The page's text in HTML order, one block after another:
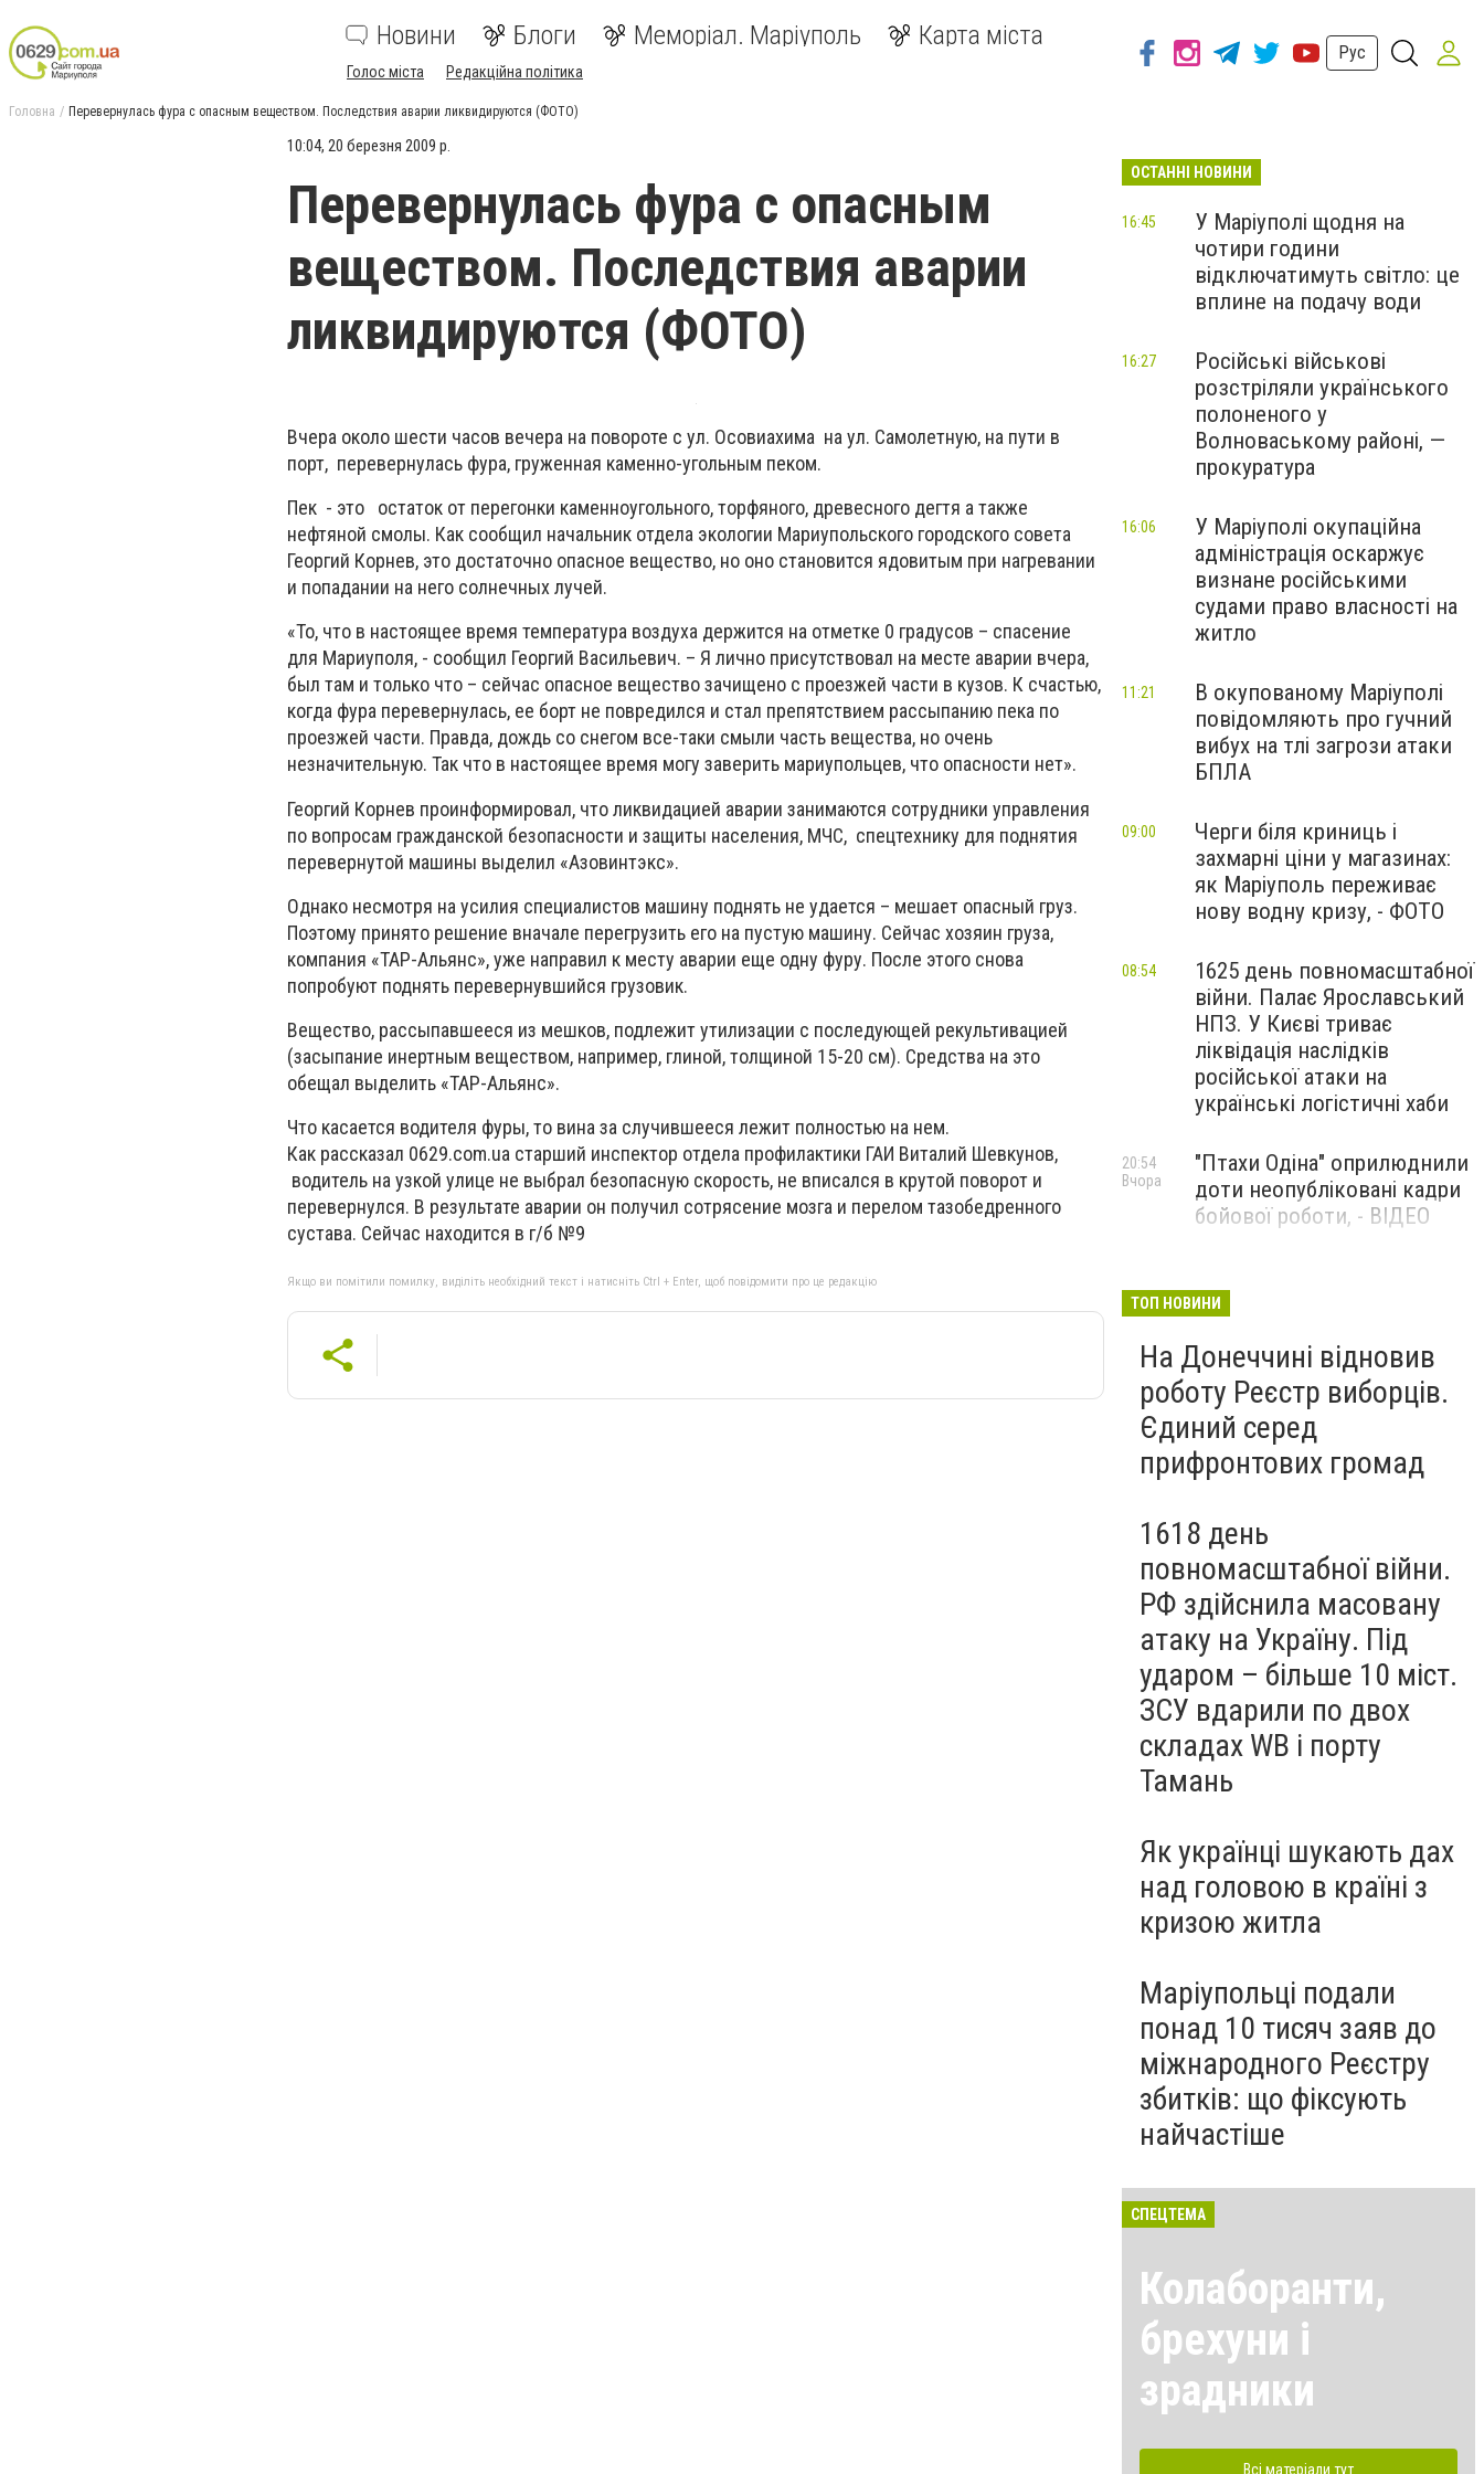
Новини Блоги Меморіал. Маріуполь Карта міста
Голос міста Редакційна політика
Рус
Головна Перевернулась фура с опасным веществом. Последствия аварии ликвидируются (ФОТО)
10:04, 20 березня 2009 р.
Перевернулась фура с опасным
веществом. Последствия аварии
ликвидируются (ФОТО)
Вчера около шести часов вечера на повороте с ул. Осовиахима на ул. Самолетную, на пути в
порт, перевернулась фура, груженная каменно-угольным пеком.
Пек - это остаток от перегонки каменноугольного, торфяного, древесного дегтя а также
нефтяной смолы. Как сообщил начальник отдела экологии Мариупольского городского совета
Георгий Корнев, это достаточно опасное вещество, но оно становится ядовитым при нагревании
и попадании на него солнечных лучей.
«То, что в настоящее время температура воздуха держится на отметке 0 градусов – спасение
для Мариуполя, - сообщил Георгий Васильевич. – Я лично присутствовал на месте аварии вчера,
был там и только что – сейчас опасное вещество зачищено с проезжей части в кузов. К счастью,
когда фура перевернулась, ее борт не повредился и стал препятствием рассыпанию пека по
проезжей части. Правда, дождь со снегом все-таки смыли часть вещества, но очень
незначительную. Так что в настоящее время могу заверить мариупольцев, что опасности нет».
Георгий Корнев проинформировал, что ликвидацией аварии занимаются сотрудники управления
по вопросам гражданской безопасности и защиты населения, МЧС, спецтехнику для поднятия
перевернутой машины выделил «Азовинтэкс».
Однако несмотря на усилия специалистов машину поднять не удается – мешает опасный груз.
Поэтому принято решение вначале перегрузить его на пустую машину. Сейчас хозяин груза,
компания «ТАР-Альянс», уже направил к месту аварии еще одну фуру. После этого снова
попробуют поднять перевернувшийся грузовик.
Вещество, рассыпавшееся из мешков, подлежит утилизации с последующей рекультивацией
(засыпание инертным веществом, например, глиной, толщиной 15-20 см). Средства на это
обещал выделить «ТАР-Альянс».
Что касается водителя фуры, то вина за случившееся лежит полностью на нем.
Как рассказал 0629.com.ua старший инспектор отдела профилактики ГАИ Виталий Шевкунов,
водитель на узкой улице не выбрал безопасную скорость, не вписался в крутой поворот и
перевернулся. В результате аварии он получил сотрясение мозга и перелом тазобедренного
сустава. Сейчас находится в г/б №9
Якщо ви помітили помилку, виділіть необхідний текст і натисніть Ctrl + Enter, щоб повідомити про це редакцію
ОСТАННІ НОВИНИ
У Маріуполі щодня на
чотири години
відключатимуть світло: це
вплине на подачу води
16:45
Російські військові
розстріляли українського
полоненого у
Волноваському районі, —
прокуратура
16:27
У Маріуполі окупаційна
адміністрація оскаржує
визнане російськими
судами право власності на
житло
16:06
В окупованому Маріуполі
повідомляють про гучний
вибух на тлі загрози атаки
БПЛА
11:21
Черги біля криниць і
захмарні ціни у магазинах:
як Маріуполь переживає
нову водну кризу, - ФОТО
09:00
1625 день повномасштабної
війни. Палає Ярославський
НПЗ. У Києві триває
ліквідація наслідків
російської атаки на
українські логістичні хаби
08:54
"Птахи Одіна" оприлюднили
доти неопубліковані кадри
бойової роботи, - ВІДЕО
20:54
Вчора
Бєдняков зіграє тата
новому українському
фільмі, - ФОТО
Вчора
ТОП НОВИНИ
На Донеччині відновив
роботу Реєстр виборців.
Єдиний серед
прифронтових громад
1618 день
повномасштабної війни.
РФ здійснила масовану
атаку на Україну. Під
ударом – більше 10 міст.
ЗСУ вдарили по двох
складах WB і порту
Тамань
Як українці шукають дах
над головою в країні з
кризою житла
Маріупольці подали
понад 10 тисяч заяв до
міжнародного Реєстру
збитків: що фіксують
найчастіше
СПЕЦТЕМА
Колаборанти,
брехуни і
зрадники
Всі матеріали тут